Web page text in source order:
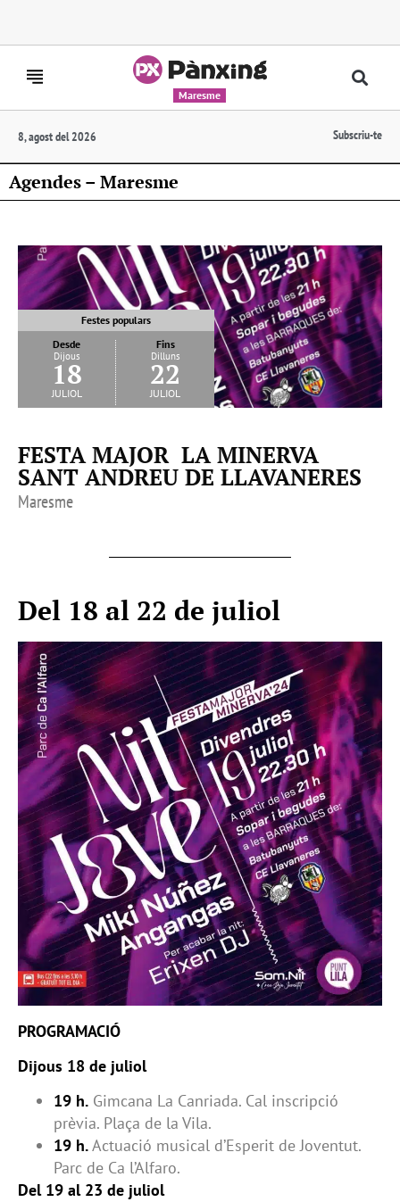
Maresme
8, agost del 2026 Subscriu-te
Agendes – Maresme
Festes populars
Desde
Dijous
18
juliol
Fins
Dilluns
22
juliol
FESTA MAJOR LA MINERVA
SANT ANDREU DE LLAVANERES
Maresme
Del 18 al 22 de juliol
PROGRAMACIÓ
Dijous 18 de juliol
19 h. Gimcana La Canriada. Cal inscripció
prèvia. Plaça de la Vila.
19 h.Actuació musical d’Esperit de Joventut.
Parc de Ca l’Alfaro.
Del 19 al 23 de juliol